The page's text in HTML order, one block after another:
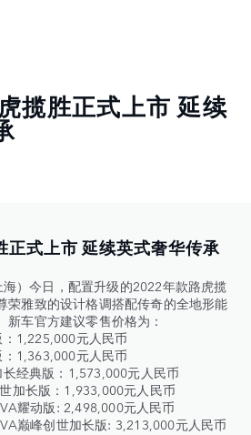
揽胜正式上市 延续
正式上市 延续英式奢华传承
海）今日，配置升级的2022年款路虎揽
荣雅致的设计格调搭配传奇的全地形能
车官方建议零售价格为：
1,225,000元人民币
1,363,000元人民币
经典版：1,573,000元人民币
加长版：1,933,000元人民币
耀动版: 2,498,000元人民币
巅峰创世加长版: 3,213,000元人民币